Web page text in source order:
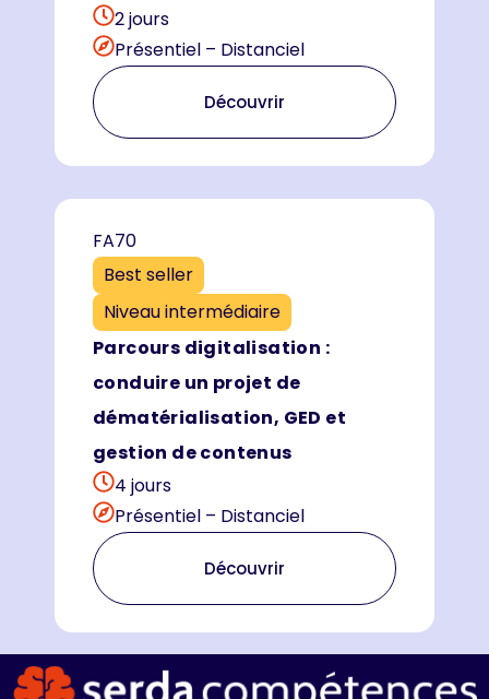
2 jours
Présentiel – Distanciel
Découvrir
FA70
Best seller
Niveau intermédiaire
Parcours digitalisation :
conduire un projet de
dématérialisation, GED et
gestion de contenus
4 jours
Présentiel – Distanciel
Découvrir